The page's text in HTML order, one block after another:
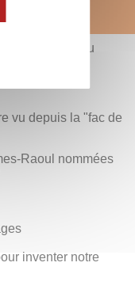
édition du
vu depuis la "fac de
Raoul nommées
inventer notre